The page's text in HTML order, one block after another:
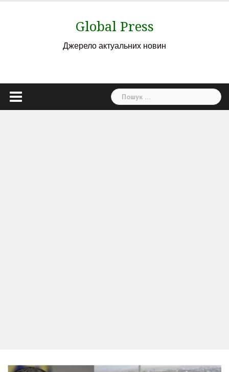
Global Press
Джерело актуальних новин
Пошук: